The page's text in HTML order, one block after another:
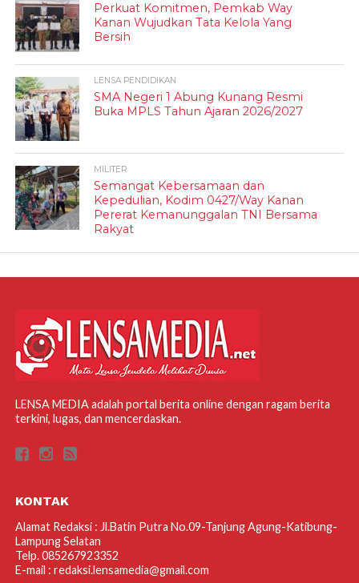
Perkuat Komitmen, Pemkab Way
Kanan Wujudkan Tata Kelola Yang
Bersih
LENSA PENDIDIKAN
SMA Negeri 1 Abung Kunang Resmi
Buka MPLS Tahun Ajaran 2026/2027
MILITER
Semangat Kebersamaan dan
Kepedulian, Kodim 0427/Way Kanan
Pererat Kemanunggalan TNI Bersama
Rakyat
LENSA MEDIA adalah portal berita online dengan ragam berita
terkini, lugas, dan mencerdaskan.
KONTAK
Alamat Redaksi : Jl.Batin Putra No.09-Tanjung Agung-Katibung-
Lampung Selatan
Telp. 085267923352
E-mail : redaksi.lensamedia@gmail.com